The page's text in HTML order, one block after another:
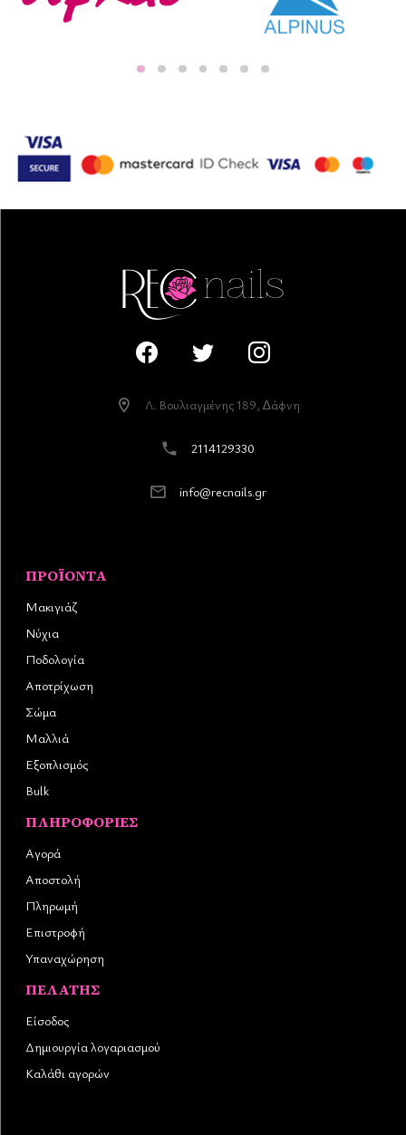
Λ. Βουλιαγµένης 189, ∆άφνη
2114129330
info@recnails.gr
ΠΡΟΪΌΝΤΑ
Μακιγιάζ
Νύχια
Ποδολογία
Αποτρίχωση
Σώμα
Μαλλιά
Εξοπλισμός
Bulk
ΠΛΗΡΟΦΟΡΊΕΣ
Αγορά
Αποστολή
Πληρωμή
Επιστροφή
Υπαναχώρηση
ΠΕΛΆΤΗΣ
Είσοδος
Δημιουργία λογαριασμού
Καλάθι αγορών